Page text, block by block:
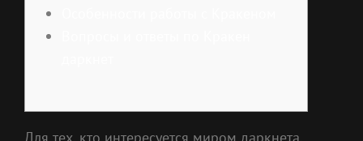
Для тех, кто интересуется миром даркнета,